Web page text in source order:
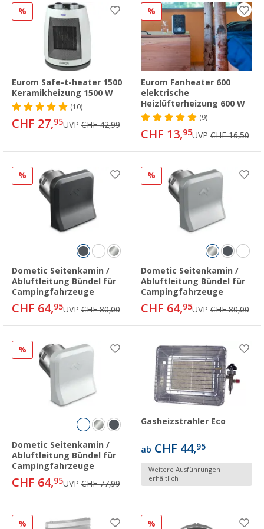
%
Eurom Safe-t-heater 1500
Keramikheizung 1500 W
(10)
CHF 27,95UVP CHF 42,99
%
Eurom Fanheater 600
elektrische
Heizlüfterheizung 600 W
(9)
CHF 13,95UVP CHF 16,50
%
Dometic Seitenkamin /
Abluftleitung Bündel für
Campingfahrzeuge
CHF 64,95UVP CHF 80,00
%
Dometic Seitenkamin /
Abluftleitung Bündel für
Campingfahrzeuge
CHF 64,95UVP CHF 80,00
%
Dometic Seitenkamin /
Abluftleitung Bündel für
Campingfahrzeuge
CHF 64,95UVP CHF 77,99
Gasheizstrahler Eco
ab CHF 44,95
Weitere Ausführungen
erhältlich
% %